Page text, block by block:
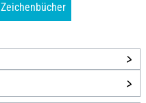
Zeichenbücher